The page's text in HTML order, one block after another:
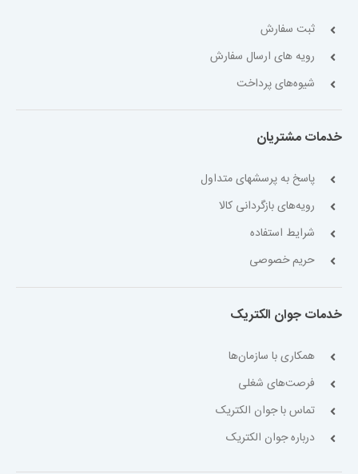
ثبت سفارش
رویه های ارسال سفارش
شیوه‌های پرداخت
خدمات مشتریان
پاسخ به پرسشهای متداول
رویه‌های بازگردانی کالا
شرایط استفاده
حریم خصوصی
خدمات جوان الکتریک
همکاری با سازمان‌ها
فرصت‌های شغلی
تماس با جوان الکتریک
درباره جوان الکتریک